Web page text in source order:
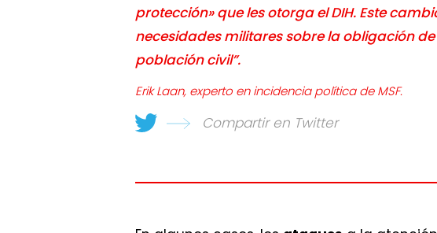
protección» que les otorga el DIH. Este
necesidades militares sobre la obligación
población civil”.
Erik Laan, experto en incidencia política de MSF.
Compartir en Twitter